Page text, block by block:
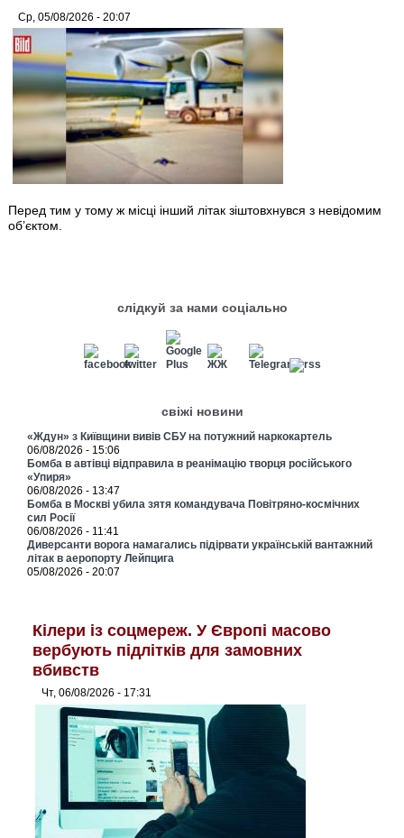
Ср, 05/08/2026 - 20:07
Перед тим у тому ж місці інший літак зіштовхнувся з невідомим
об’єктом.
слідкуй за нами соціально
свіжі новини
«Ждун» з Київщини вивів СБУ на потужний наркокартель
06/08/2026 - 15:06
Бомба в автівці відправила в реанімацію творця російського
«Упиря»
06/08/2026 - 13:47
Бомба в Москві убила зятя командувача Повітряно-космічних
сил Росії
06/08/2026 - 11:41
Диверсанти ворога намагались підірвати українській вантажний
літак в аеропорту Лейпцига
05/08/2026 - 20:07
Кілери із соцмереж. У Європі масово
вербують підлітків для замовних
вбивств
Чт, 06/08/2026 - 17:31